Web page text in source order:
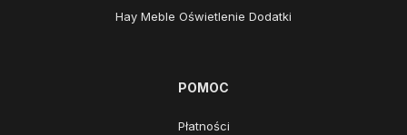
Hay Meble Oświetlenie Dodatki
POMOC
Płatności